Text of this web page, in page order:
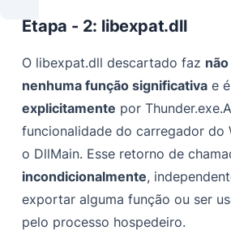
Etapa - 2: libexpat.dll
O libexpat.dll descartado faz
nenhuma função significativa e é
explicitamente por
funcionalidade do carregador do
o DllMain. Esse retorno de
incondicionalmente,
exportar alguma função ou ser
pelo processo hospedeiro.